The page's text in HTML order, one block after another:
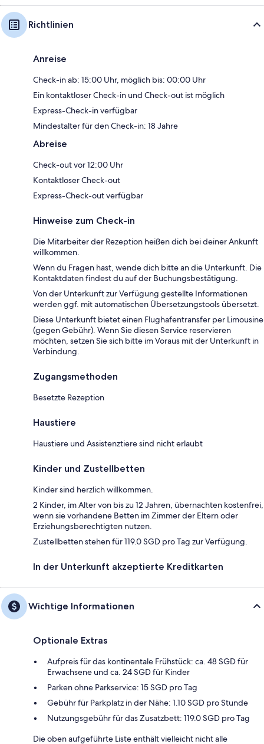
Richtlinien
Anreise
Check-in ab: 15:00 Uhr, möglich bis: 00:00 Uhr
Ein kontaktloser Check-in und Check-out ist möglich
Express-Check-in verfügbar
Mindestalter für den Check-in: 18 Jahre
Abreise
Check-out vor 12:00 Uhr
Kontaktloser Check-out
Express-Check-out verfügbar
Hinweise zum Check-in
Die Mitarbeiter der Rezeption heißen dich bei deiner Ankunft
willkommen.
Wenn du Fragen hast, wende dich bitte an die Unterkunft. Die
Kontaktdaten findest du auf der Buchungsbestätigung.
Von der Unterkunft zur Verfügung gestellte Informationen
werden ggf. mit automatischen Übersetzungstools übersetzt.
Diese Unterkunft bietet einen Flughafentransfer per Limousine
(gegen Gebühr). Wenn Sie diesen Service reservieren
möchten, setzen Sie sich bitte im Voraus mit der Unterkunft in
Verbindung.
Zugangsmethoden
Besetzte Rezeption
Haustiere
Haustiere und Assistenztiere sind nicht erlaubt
Kinder und Zustellbetten
Kinder sind herzlich willkommen.
2 Kinder, im Alter von bis zu 12 Jahren, übernachten kostenfrei,
wenn sie vorhandene Betten im Zimmer der Eltern oder
Erziehungsberechtigten nutzen.
Zustellbetten stehen für 119.0 SGD pro Tag zur Verfügung.
In der Unterkunft akzeptierte Kreditkarten
Wichtige Informationen
Optionale Extras
Aufpreis für das kontinentale Frühstück: ca. 48 SGD für
Erwachsene und ca. 24 SGD für Kinder
Parken ohne Parkservice: 15 SGD pro Tag
Gebühr für Parkplatz in der Nähe: 1.10 SGD pro Stunde
Nutzungsgebühr für das Zusatzbett: 119.0 SGD pro Tag
Die oben aufgeführte Liste enthält vielleicht nicht alle